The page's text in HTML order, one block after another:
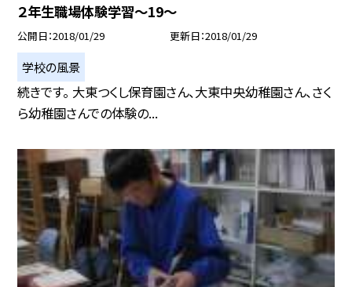
２年生職場体験学習〜19〜
公開日 2018/01/29 更新日 2018/01/29
学校の風景
続きです。 大東つくし保育園さん、大東中央幼稚園さん、さく
ら幼稚園さんでの体験の...